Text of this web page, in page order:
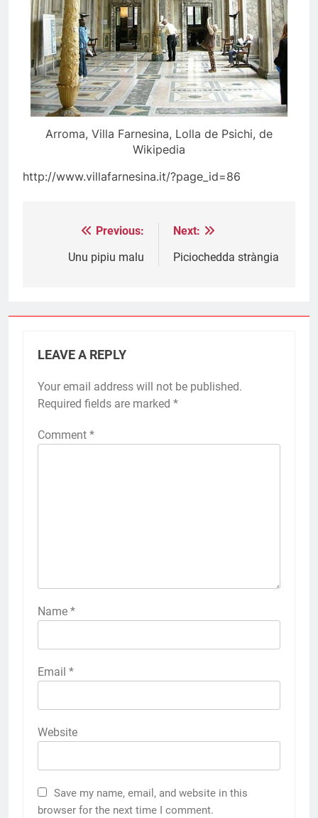
Arroma, Villa Farnesina, Lolla de Psichi, de
Wikipedia
http://www.villafarnesina.it/?page_id=86
navigation
Previous:
Unu pipiu malu
Next:
Piciochedda stràngia
LEAVE A REPLY
Your email address will not be published.
Required fields are marked *
Comment *
Name *
Email *
Website
Save my name, email, and website in this
browser for the next time I comment.